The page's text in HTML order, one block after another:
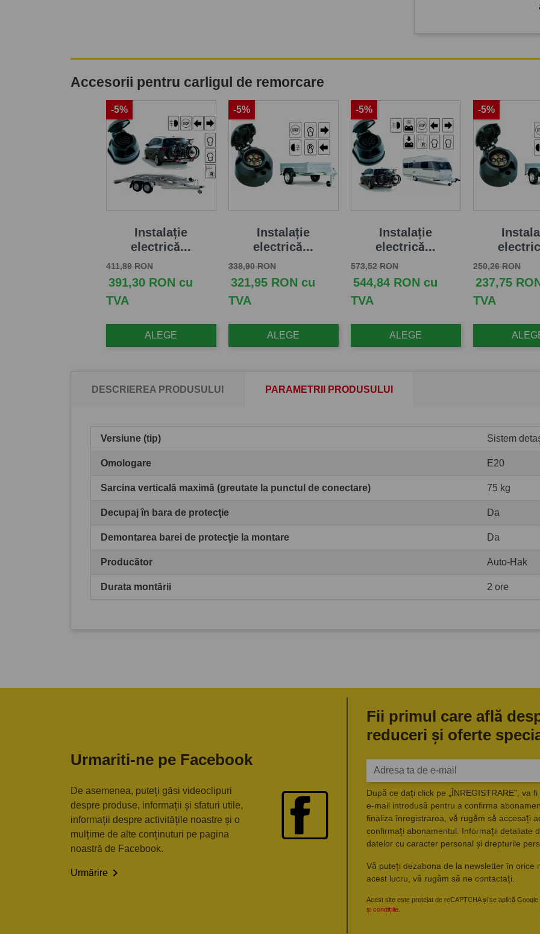
Accesorii pentru carligul de remorcare
Instalație
electrică...
Pret de baza
411,89 RONPret
391,30 RON cu
TVA
ALEGE
-5%
Instalație
electrică...
Pret de baza
338,90 RONPret
321,95 RON cu
TVA
ALEGE
-5%
Instalație
electrică...
Pret de baza
573,52 RONPret
544,84 RON cu
TVA
ALEGE
-5%
Pret de baza
250,26 RONPret
237,75
TVA
-5%
DESCRIEREA PRODUSULUI PARAMETRII PRODUSULUI
Versiune (tip) Sistem
Omologare E20
Sarcina verticală maximă (greutate la punctul de conectare) 75 kg
Decupaj în bara de protecţie Da
Demontarea barei de protecţie la montare Da
Producător Auto-Hak
Durata montării 2 ore
Urmariti-ne pe Facebook
De asemenea, puteți găsi videoclipuri
despre produse, informații și sfaturi utile,
informații despre activitățile noastre și o
mulțime de alte conținuturi pe pagina
noastră de Facebook.
Urmărire 
Fii primul care află
reduceri și oferte
După ce dați click pe „ÎNREGISTRARE”, va
e-mail introdusă pentru a confirma
finaliza înregistrarea, vă rugăm să accesați
confirmați abonamentul. Informații detaliate
datelor cu caracter personal și drepturile
Vă puteți dezabona de la newsletter în orice
acest lucru, vă rugăm să ne contactați.
Acest site este protejat de reCAPTCHA și se aplică Google
și condițiile